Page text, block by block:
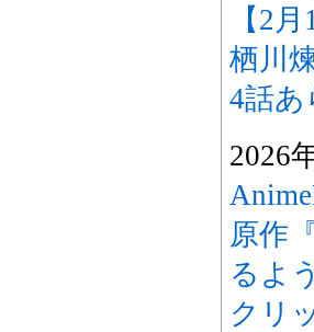
【2
栖川
4話あ
2026
原作
るよ
クリ